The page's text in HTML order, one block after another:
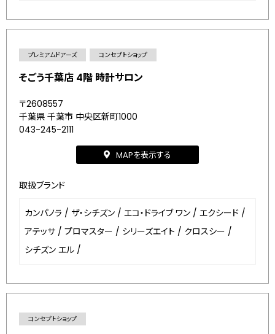
プレミアムドアーズ コンセプトショップ
そごう千葉店 4階 時計サロン
〒2608557
千葉県 千葉市 中央区新町1000
043-245-2111
MAPを表示する
取扱ブランド
カンパノラ / ザ・シチズン / エコ・ドライブ ワン / エクシード /
アテッサ / プロマスター / シリーズエイト / クロスシー /
シチズン エル /
コンセプトショップ